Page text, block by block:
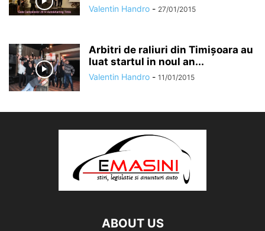
Valentin Handro - 27/01/2015
Arbitri de raliuri din Timișoara au
luat startul in noul an...
Valentin Handro - 11/01/2015
ABOUT US